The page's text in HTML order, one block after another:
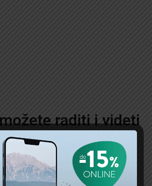
raditi i videti
na suncu nije toliko primamljivo,